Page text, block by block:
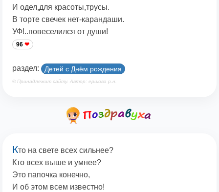
И одел,для красоты,трусы.
В торте свечек нет-карандаши.
УФ!..повеселился от души!
96
раздел: Детей с Днём рождения
© Принадлежит сайту. Автор: ершова р.н.
Кто на свете всех сильнее?
Кто всех выше и умнее?
Это папочка конечно,
И об этом всем известно!